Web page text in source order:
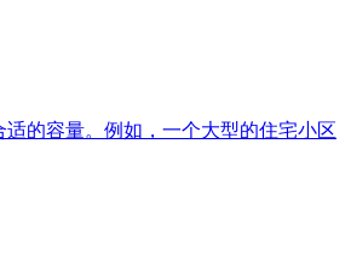
的容量。例如，一个大型的住宅小区